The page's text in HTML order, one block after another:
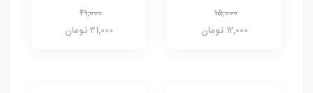
15,000
12,000 تومان
41,000
31,000 تومان